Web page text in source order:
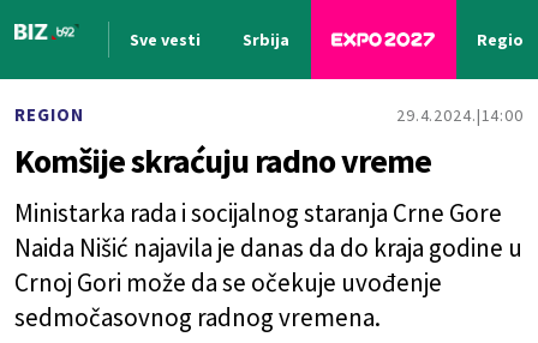
Sve vesti Srbija Region
REGION 29.4.2024. 14:00
Komšije skraćuju radno vreme
Ministarka rada i socijalnog staranja Crne Gore
Naida Nišić najavila je danas da do kraja godine u
Crnoj Gori može da se očekuje uvođenje
sedmočasovnog radnog vremena.